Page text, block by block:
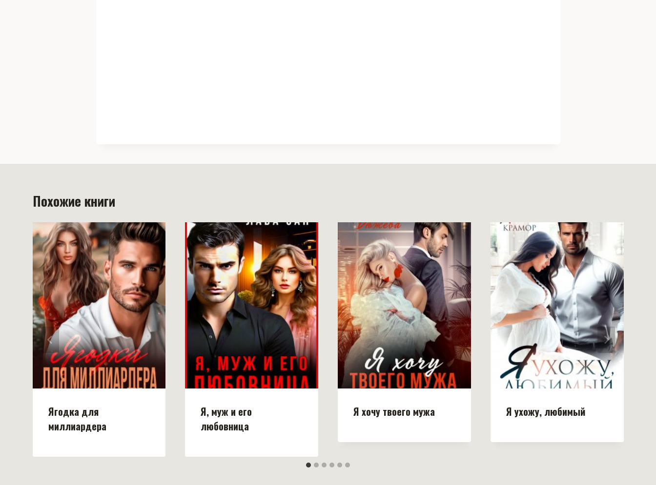
Похожие книги
Ягодка для
миллиардера
Я, муж и его
любовница
Я хочу твоего мужа Я ухожу, любимый